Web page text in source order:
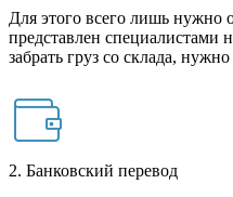
Для этого всего лишь нужно
представлен специалистами
забрать груз со склада,
2. Банковский перевод